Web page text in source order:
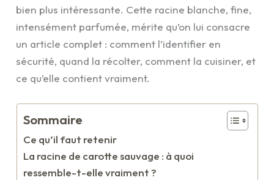
bien plus intéressante. Cette racine blanche, fine,
intensément parfumée, mérite qu’on lui consacre
un article complet : comment l’identifier en
sécurité, quand la récolter, comment la cuisiner, et
ce qu’elle contient vraiment.
Sommaire
Ce qu’il faut retenir
La racine de carotte sauvage : à quoi
ressemble-t-elle vraiment ?